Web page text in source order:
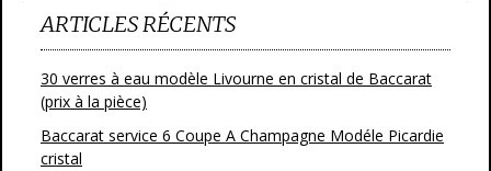
ARTICLES RÉCENTS
30 verres à eau modèle Livourne en cristal de Baccarat
(prix à la pièce)
Baccarat service 6 Coupe A Champagne Modéle Picardie
cristal